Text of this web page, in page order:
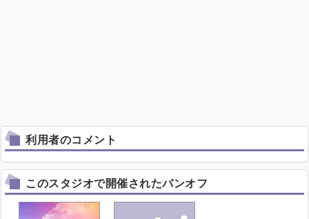
利用者のコメント
このスタジオで開催されたバンオフ